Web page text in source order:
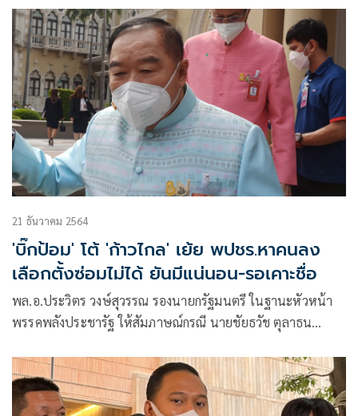
21 ธันวาคม 2564
'บิ๊กป้อม' โต้ 'ก้าวไกล' เย้ย พปชร.หาคนลง
เลือกตั้งซ่อมไม่ได้ ยันมีแน่นอน-รอเคาะชื่อ
พล.อ.ประวิตร วงษ์สุวรรณ รอง​นายก​รัฐมนตรี​ ในฐานะหัวหน้า
พรรคพลังประชารัฐ ให้สัมภาษณ์กรณี นายชัยธวัช ตุลาธน
ประกาศตัวว่าที่ผู้สมัคร